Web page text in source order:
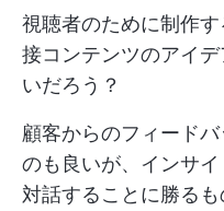
視聴者のために制作
接コンテンツのアイ
いだろう？
顧客からのフィード
のも良いが、インサ
対話することに勝る